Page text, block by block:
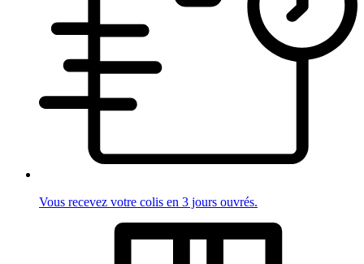
Vous recevez votre colis en 3 jours ouvrés.